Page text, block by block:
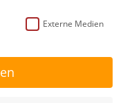
Externe Medien